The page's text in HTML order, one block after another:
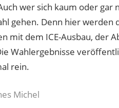
wer sich kaum oder
gehen. Denn hier werden
mit dem ICE-Ausbau, der
Wahlergebnisse
rein.
Michel